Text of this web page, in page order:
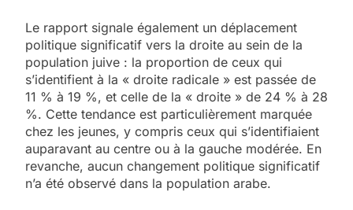
Le rapport signale également un déplacement
politique significatif vers la droite au sein de la
population juive : la proportion de ceux qui
s’identifient à la « droite radicale » est passée de
11 % à 19 %, et celle de la « droite » de 24 % à 28
%. Cette tendance est particulièrement marquée
chez les jeunes, y compris ceux qui s’identifiaient
auparavant au centre ou à la gauche modérée. En
revanche, aucun changement politique significatif
n’a été observé dans la population arabe.